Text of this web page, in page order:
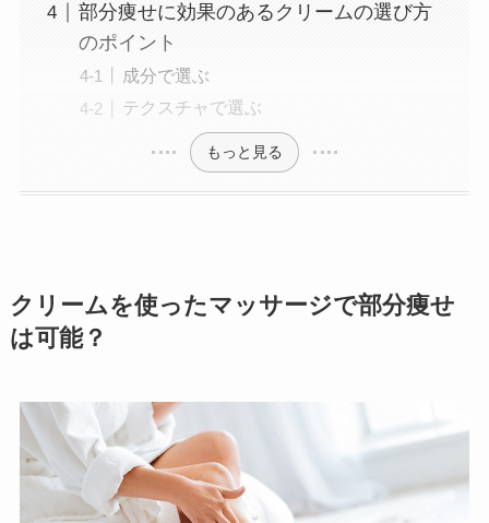
部分痩せに効果のあるクリームの選び方
のポイント
成分で選ぶ
テクスチャで選ぶ
もっと見る
クリームを使ったマッサージで部分痩せ
は可能？